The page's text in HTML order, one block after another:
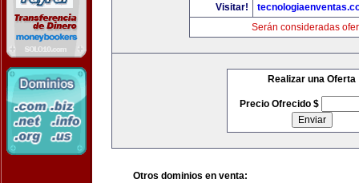
Visitar!
Serán consideradas
Realizar una Oferta
Precio Ofrecido $
Otros dominios en venta: